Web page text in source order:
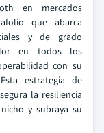
en mercados
que abarca
y de grado
en todos los
con su
estrategia de
la resiliencia
y subraya su